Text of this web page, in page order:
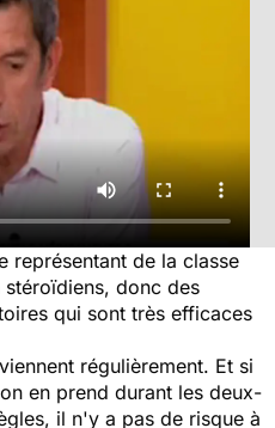
représentant de la classe
donc des
qui sont très efficaces
régulièrement. Et si
en prend durant les deux-
il n'y a pas de risque à